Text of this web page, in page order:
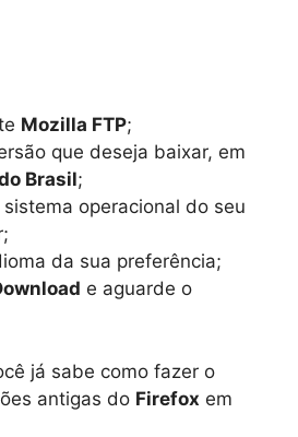
Mozilla FTP;
que deseja baixar, em
Brasil;
sistema operacional do seu
da sua preferência;
e aguarde o
já sabe como fazer o
antigas do Firefox em